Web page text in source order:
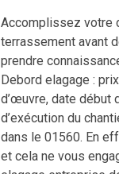
Accomplissez votre
terrassement avant
prendre
Debord elagage :
d’œuvre, date début
d’exécution du
dans le 01560. En
et cela ne vous